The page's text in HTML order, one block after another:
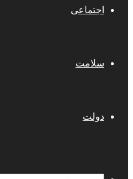
اجتماعی
سلامت
دولت